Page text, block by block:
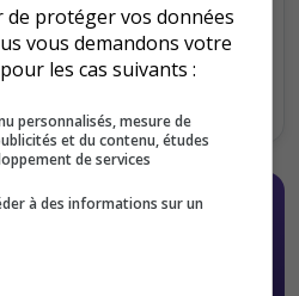
offrir ?
serveur
protéger vos données
vous demandons votre
les cas suivants :
personnalisés, mesure de
et du contenu, études
de services
à des informations sur un